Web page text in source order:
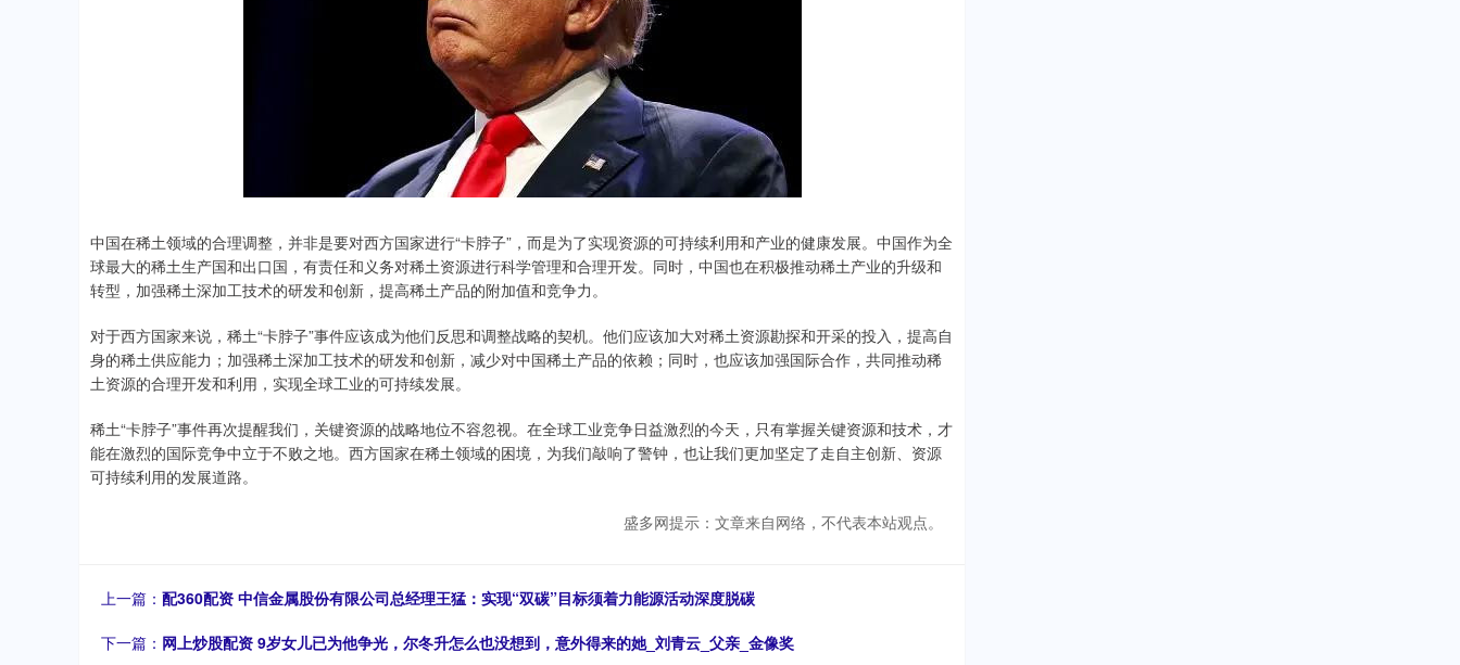
中国在稀土领域的合理调整，并非是要对西方国家进行“卡脖子”，而是为了实现资源的可持续利用和产业的健康发展。中国作为全
球最大的稀土生产国和出口国，有责任和义务对稀土资源进行科学管理和合理开发。同时，中国也在积极推动稀土产业的升级和
转型，加强稀土深加工技术的研发和创新，提高稀土产品的附加值和竞争力。
对于西方国家来说，稀土“卡脖子”事件应该成为他们反思和调整战略的契机。他们应该加大对稀土资源勘探和开采的投入，提高自
身的稀土供应能力；加强稀土深加工技术的研发和创新，减少对中国稀土产品的依赖；同时，也应该加强国际合作，共同推动稀
土资源的合理开发和利用，实现全球工业的可持续发展。
稀土“卡脖子”事件再次提醒我们，关键资源的战略地位不容忽视。在全球工业竞争日益激烈的今天，只有掌握关键资源和技术，才
能在激烈的国际竞争中立于不败之地。西方国家在稀土领域的困境，为我们敲响了警钟，也让我们更加坚定了走自主创新、资源
可持续利用的发展道路。
盛多网提示：文章来自网络，不代表本站观点。
上一篇： 配360配资 中信金属股份有限公司总经理王猛：实现“双碳”目标须着力能源活动深度脱碳
下一篇： 网上炒股配资 9岁女儿已为他争光，尔冬升怎么也没想到，意外得来的她_刘青云_父亲_金像奖